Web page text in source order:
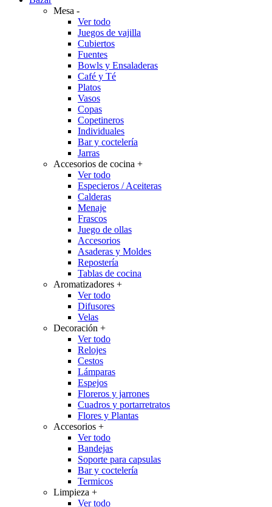
Mesa -
Ver todo
Juegos de vajilla
Cubiertos
Fuentes
Bowls y Ensaladeras
Café y Té
Platos
Vasos
Copas
Copetineros
Individuales
Bar y coctelería
Jarras
Accesorios de cocina +
Ver todo
Especieros / Aceiteras
Calderas
Menaje
Frascos
Juego de ollas
Accesorios
Asaderas y Moldes
Repostería
Tablas de cocina
Aromatizadores +
Ver todo
Difusores
Velas
Decoración +
Ver todo
Relojes
Cestos
Lámparas
Espejos
Floreros y jarrones
Cuadros y portarretratos
Flores y Plantas
Accesorios +
Ver todo
Bandejas
Soporte para capsulas
Bar y coctelería
Termicos
Limpieza +
Ver todo